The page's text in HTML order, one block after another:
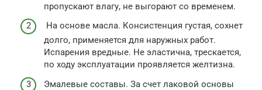
пропускают влагу, не выгорают со временем.
На основе масла. Консистенция густая, сохнет
долго, применяется для наружных работ.
Испарения вредные. Не эластична, трескается,
по ходу эксплуатации проявляется желтизна.
Эмалевые составы. За счет лаковой основы